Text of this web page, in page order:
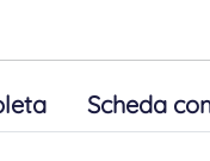
Scheda